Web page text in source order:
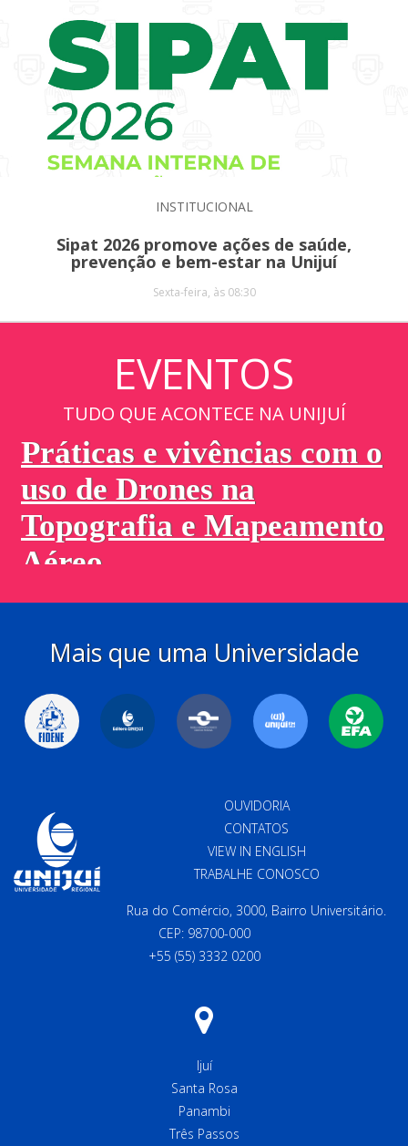
INSTITUCIONAL
Sipat 2026 promove ações de saúde,
prevenção e bem-estar na Unijuí
Sexta-feira, às 08:30
EVENTOS
TUDO QUE ACONTECE NA UNIJUÍ
Mais que uma Universidade
OUVIDORIA
CONTATOS
VIEW IN ENGLISH
TRABALHE CONOSCO
Rua do Comércio, 3000, Bairro Universitário.
CEP: 98700-000
+55 (55) 3332 0200
Ijuí
Santa Rosa
Panambi
Três Passos